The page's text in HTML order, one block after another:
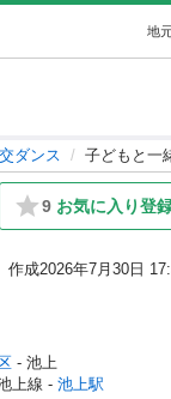
地
ダンス 子どもと一
9 お気に入り登
作成2026年7月30日
- 池上
上線 - 池上駅